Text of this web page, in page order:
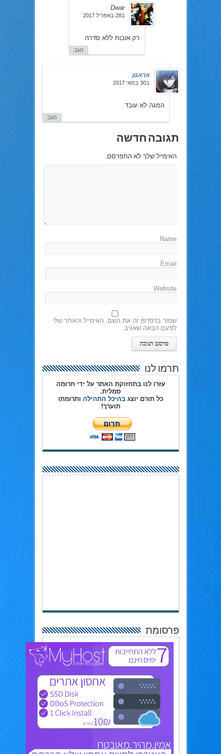
Dwar
ב28 באפריל 2017
רק אובות ללא סדרה
הגב
אראגון
ב30 במאי 2017
המגה לא עובד
הגב
תגובה חדשה
האימייל שלך לא התפרסם.
Name
Email
Website
שמור בדפדפן זה את השם, האימייל והאתר שלי
לפעם הבאה שאגיב.
תרמו לנו
עזרו לנו בתחזוקת האתר על ידי תרומה
סמלית.
כל תורם יוצגבהיכל התהילה ותרומתו
תוערך!
פרסומת